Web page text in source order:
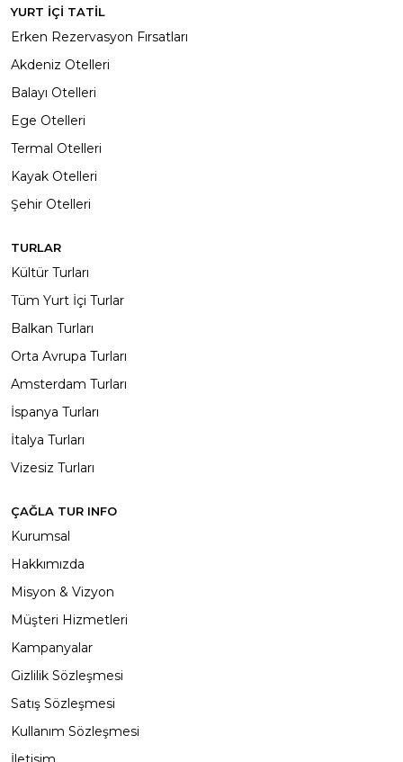
YURT İÇİ TATİL
Erken Rezervasyon Fırsatları
Akdeniz Otelleri
Balayı Otelleri
Ege Otelleri
Termal Otelleri
Kayak Otelleri
Şehir Otelleri
TURLAR
Kültür Turları
Tüm Yurt İçi Turlar
Balkan Turları
Orta Avrupa Turları
Amsterdam Turları
İspanya Turları
İtalya Turları
Vizesiz Turları
ÇAĞLA TUR INFO
Kurumsal
Hakkımızda
Misyon & Vizyon
Müşteri Hizmetleri
Kampanyalar
Gizlilik Sözleşmesi
Satış Sözleşmesi
Kullanım Sözleşmesi